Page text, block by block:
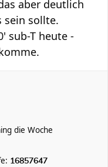
aber deutlich
sein sollte.
sub-T heute -
die Woche
16857647